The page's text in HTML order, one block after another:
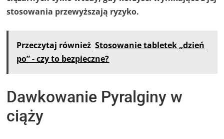
stosowania przewyższają ryzyko.
Przeczytaj również Stosowanie tabletek „dzień
po” - czy to bezpieczne?
Dawkowanie Pyralginy w
ciąży